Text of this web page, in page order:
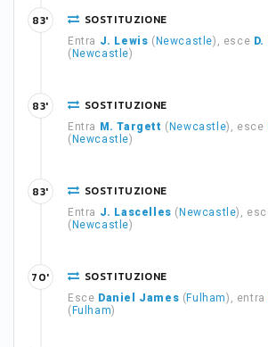
SOSTITUZIONE
Entra J. Lewis ( Newcastle), esce
( Newcastle)
83'
SOSTITUZIONE
Entra M. Targett ( Newcastle), esce
( Newcastle)
83'
SOSTITUZIONE
Entra J. Lascelles ( Newcastle),
( Newcastle)
83'
SOSTITUZIONE
Esce Daniel James ( Fulham), entra
( Fulham)
70'